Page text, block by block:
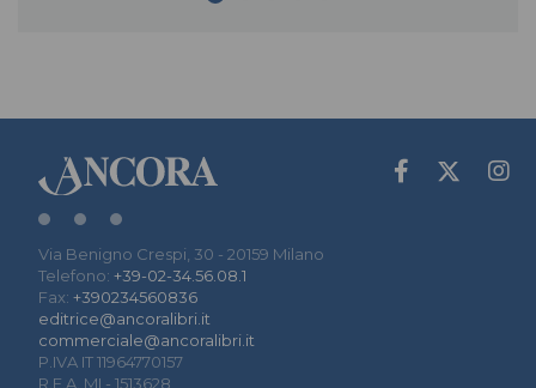
Via Benigno Crespi, 30 - 20159 Milano
Telefono: +39-02-34.56.08.1
Fax: +390234560836
editrice@ancoralibri.it
commerciale@ancoralibri.it
P.IVA IT 11964770157
R.E.A. MI - 1513628